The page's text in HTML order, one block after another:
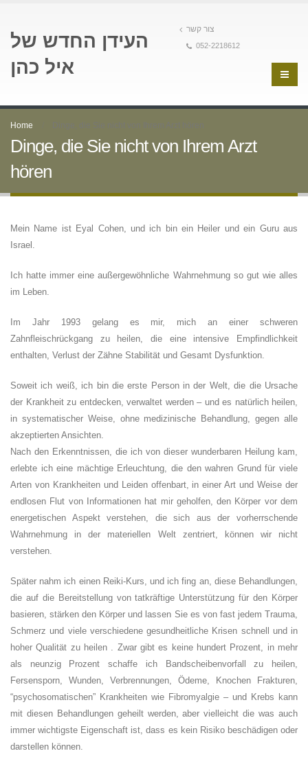
העידן החדש של
איל כהן
צור קשר
052-2218612
Home Dinge, die Sie nicht von Ihrem Arzt hören
Dinge, die Sie nicht von Ihrem Arzt
hören
Mein Name ist Eyal Cohen, und ich bin ein Heiler und ein Guru aus
Israel.
Ich hatte immer eine außergewöhnliche Wahrnehmung so gut wie alles
im Leben.
Im Jahr 1993 gelang es mir, mich an einer schweren
Zahnfleischrückgang zu heilen, die eine intensive Empfindlichkeit
enthalten, Verlust der Zähne Stabilität und Gesamt Dysfunktion.
Soweit ich weiß, ich bin die erste Person in der Welt, die die Ursache
der Krankheit zu entdecken, verwaltet werden – und es natürlich heilen,
in systematischer Weise, ohne medizinische Behandlung, gegen alle
akzeptierten Ansichten.
Nach den Erkenntnissen, die ich von dieser wunderbaren Heilung kam,
erlebte ich eine mächtige Erleuchtung, die den wahren Grund für viele
Arten von Krankheiten und Leiden offenbart, in einer Art und Weise der
endlosen Flut von Informationen hat mir geholfen, den Körper vor dem
energetischen Aspekt verstehen, die sich aus der vorherrschende
Wahrnehmung in der materiellen Welt zentriert, können wir nicht
verstehen.
Später nahm ich einen Reiki-Kurs, und ich fing an, diese Behandlungen,
die auf die Bereitstellung von tatkräftige Unterstützung für den Körper
basieren, stärken den Körper und lassen Sie es von fast jedem Trauma,
Schmerz und viele verschiedene gesundheitliche Krisen schnell und in
hoher Qualität zu heilen . Zwar gibt es keine hundert Prozent, in mehr
als neunzig Prozent schaffe ich Bandscheibenvorfall zu heilen,
Fersensporn, Wunden, Verbrennungen, Ödeme, Knochen Frakturen,
“psychosomatischen” Krankheiten wie Fibromyalgie – und Krebs kann
mit diesen Behandlungen geheilt werden, aber vielleicht die was auch
immer wichtigste Eigenschaft ist, dass es kein Risiko beschädigen oder
darstellen können.